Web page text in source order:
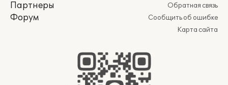
Партнеры
Форум
Обратная связь
Сообщить об ошибке
Карта сайта